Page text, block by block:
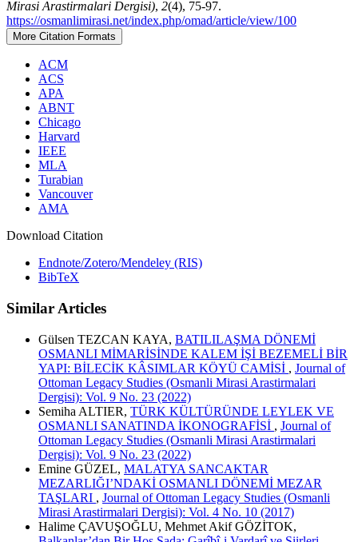
Mirasi Arastirmalari Dergisi), 2(4), 75-97.
https://osmanlimirasi.net/index.php/omad/article/view/100
More Citation Formats
ACM
ACS
APA
ABNT
Chicago
Harvard
IEEE
MLA
Turabian
Vancouver
AMA
Download Citation
Endnote/Zotero/Mendeley (RIS)
BibTeX
Similar Articles
Gülsen TEZCAN KAYA, BATILILAŞMA DÖNEMİ
OSMANLI MİMARİSİNDE KALEM İŞİ BEZEMELİ BİR
YAPI: BİLECİK KÂSIMLAR KÖYÜ CAMİSİ , Journal of
Ottoman Legacy Studies (Osmanli Mirasi Arastirmalari
Dergisi): Vol. 9 No. 23 (2022)
Semiha ALTIER, TÜRK KÜLTÜRÜNDE LEYLEK VE
OSMANLI SANATINDA İKONOGRAFİSİ , Journal of
Ottoman Legacy Studies (Osmanli Mirasi Arastirmalari
Dergisi): Vol. 9 No. 23 (2022)
Emine GÜZEL, MALATYA SANCAKTAR
MEZARLIĞI’NDAKİ OSMANLI DÖNEMİ MEZAR
TAŞLARI , Journal of Ottoman Legacy Studies (Osmanli
Mirasi Arastirmalari Dergisi): Vol. 4 No. 10 (2017)
Halime ÇAVUŞOĞLU, Mehmet Akif GÖZİTOK,